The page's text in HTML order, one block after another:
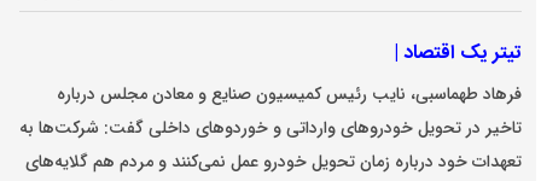
تیتر یک اقتصاد |
فرهاد طهماسبی، نایب رئیس کمیسیون صنایع و معادن مجلس درباره
تاخیر در تحویل خودروهای وارداتی و خوردوهای داخلی گفت: شرکت‌ها به
تعهدات خود درباره زمان تحویل خودرو عمل نمی‌کنند و مردم هم گلایه‌های